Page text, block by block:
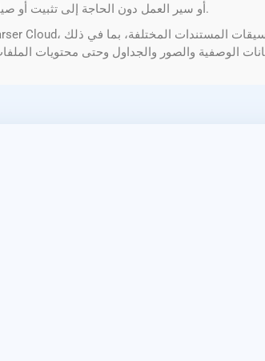
أو سير العمل دون الحاجة إلى تثبيت أو صيانة أي برنامج أو بنية تحتية.